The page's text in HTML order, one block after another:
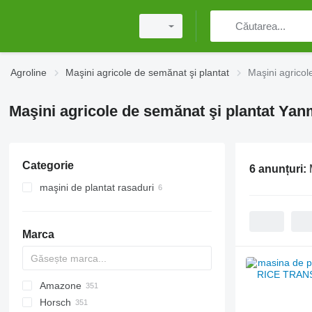
Agroline Maşini agricole de semănat şi plantat Maşini
Maşini agricole de semănat şi plantat
Categorie
maşini de plantat rasaduri
Marca
DA
Monopill
ATO30
SN300
Amazone
AD
Double
Green Plains
Aeromat
Ferti-Box FB
S-series
5710
8
Falcon
SZF
Multicorn
Manta
R-series
CPH
MATRIX
VL
DK
DSX
Horsch
6 anunțuri: